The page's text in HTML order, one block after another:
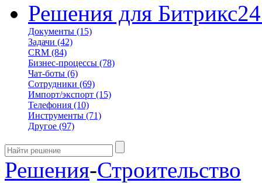
Решения для Битрикс24
Документы (15)
Задачи (42)
CRM (84)
Бизнес-процессы (78)
Чат-боты (6)
Сотрудники (69)
Импорт/экспорт (15)
Телефония (10)
Инструменты (71)
Другое (97)
Решения-Строительство